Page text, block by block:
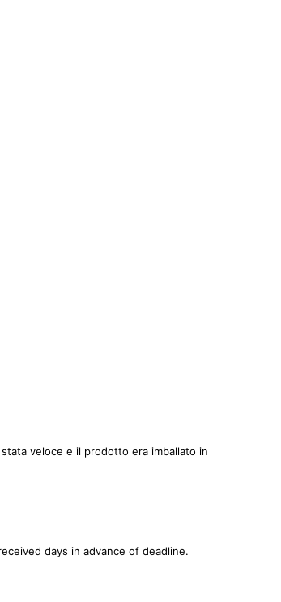
veloce e il prodotto era imballato in
days in advance of deadline.